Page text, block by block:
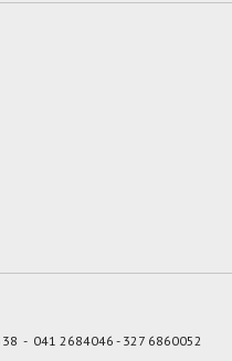
- 041 2684046 - 327 6860052